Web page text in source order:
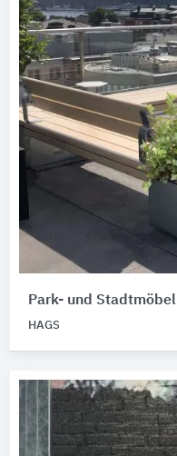
Park- und Stadtmöbel
HAGS